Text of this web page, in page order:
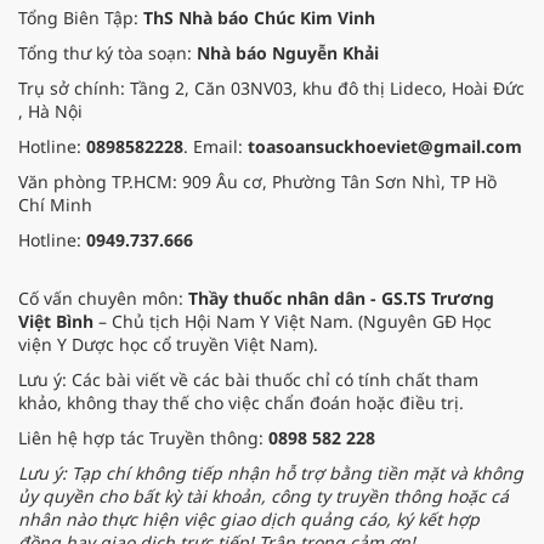
Tổng Biên Tập: ThS Nhà báo Chúc Kim Vinh
Tổng thư ký tòa soạn: Nhà báo Nguyễn Khải
Trụ sở chính: Tầng 2, Căn 03NV03, khu đô thị Lideco, Hoài Đức
, Hà Nội
Hotline: 0898582228. Email: toasoansuckhoeviet@gmail.com
Văn phòng TP.HCM: 909 Âu cơ, Phường Tân Sơn Nhì, TP Hồ
Chí Minh
Hotline: 0949.737.666
Cố vấn chuyên môn: Thầy thuốc nhân dân - GS.TS Trương
Việt Bình – Chủ tịch Hội Nam Y Việt Nam. (Nguyên GĐ Học
viện Y Dược học cổ truyền Việt Nam).
Lưu ý: Các bài viết về các bài thuốc chỉ có tính chất tham
khảo, không thay thế cho việc chẩn đoán hoặc điều trị.
Liên hệ hợp tác Truyền thông: 0898 582 228
Lưu ý: Tạp chí không tiếp nhận hỗ trợ bằng tiền mặt và không
ủy quyền cho bất kỳ tài khoản, công ty truyền thông hoặc cá
nhân nào thực hiện việc giao dịch quảng cáo, ký kết hợp